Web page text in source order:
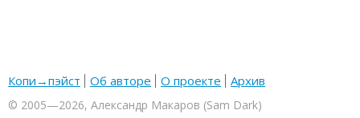
Копи→пэйст Об авторе О проекте Архив
© 2005—2026, Александр Макаров (Sam Dark)